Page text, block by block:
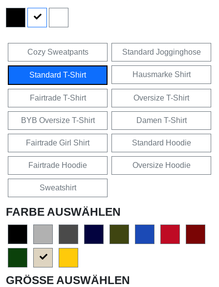
Cozy Sweatpants Standard Jogginghose
Standard T-Shirt Hausmarke Shirt
Fairtrade T-Shirt Oversize T-Shirt
BYB Oversize T-Shirt Damen T-Shirt
Fairtrade Girl Shirt Standard Hoodie
Fairtrade Hoodie Oversize Hoodie
Sweatshirt
FARBE AUSWÄHLEN
GRÖSSE AUSWÄHLEN